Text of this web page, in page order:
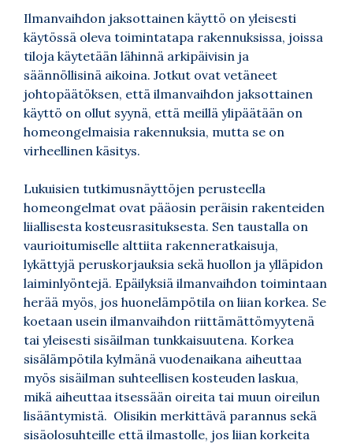
Ilmanvaihdon jaksottainen käyttö on yleisesti
käytössä oleva toimintatapa rakennuksissa, joissa
tiloja käytetään lähinnä arkipäivisin ja
säännöllisinä aikoina. Jotkut ovat vetäneet
johtopäätöksen, että ilmanvaihdon jaksottainen
käyttö on ollut syynä, että meillä ylipäätään on
homeongelmaisia rakennuksia, mutta se on
virheellinen käsitys.
Lukuisien tutkimusnäyttöjen perusteella
homeongelmat ovat pääosin peräisin rakenteiden
liiallisesta kosteusrasituksesta. Sen taustalla on
vaurioitumiselle alttiita rakenneratkaisuja,
lykättyjä peruskorjauksia sekä huollon ja ylläpidon
laiminlyöntejä. Epäilyksiä ilmanvaihdon toimintaan
herää myös, jos huonelämpötila on liian korkea. Se
koetaan usein ilmanvaihdon riittämättömyytenä
tai yleisesti sisäilman tunkkaisuutena. Korkea
sisälämpötila kylmänä vuodenaikana aiheuttaa
myös sisäilman suhteellisen kosteuden laskua,
mikä aiheuttaa itsessään oireita tai muun oireilun
lisääntymistä. Olisikin merkittävä parannus sekä
sisäolosuhteille että ilmastolle, jos liian korkeita